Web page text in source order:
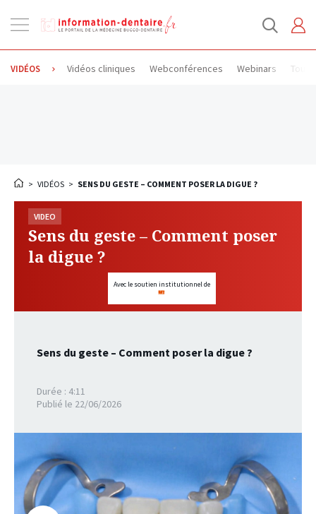
la
navigation
VIDÉOS Vidéos cliniques Webconférences Webinars
> VIDÉOS > SENS DU GESTE – COMMENT POSER LA DIGUE ?
VIDEO
Sens du geste – Comment poser
la digue ?
Avec le soutien institutionnel de
Sens du geste – Comment poser la digue ?
Durée : 4:11
Publié le 22/06/2026